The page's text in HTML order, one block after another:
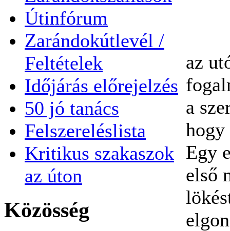
Útinfórum
Zarándokútlevél /
Feltételek
Időjárás előrejelzés
50 jó tanács
Felszereléslista
Kritikus szakaszok
az úton
Közösség
az
a
hogy
Egy
első